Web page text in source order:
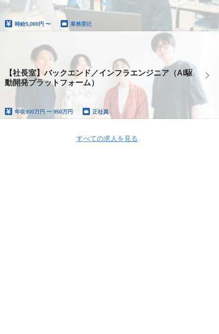
時給5,000円 〜 業務委託
【社長室】バックエンド／インフラエンジニア（AI駆
動開発プラットフォーム）
年収900万円 〜 950万円 正社員
すべての求人を見る